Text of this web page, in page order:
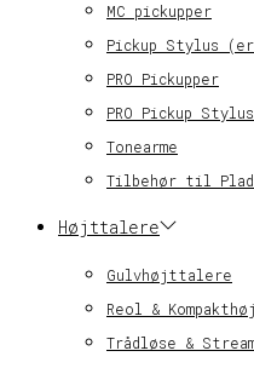
MC pickupper
Pickup Stylus
PRO Pickupper
PRO Pickup
Tonearme
Tilbehør til
Højttalere
Gulvhøjttalere
Reol &
Trådløse &